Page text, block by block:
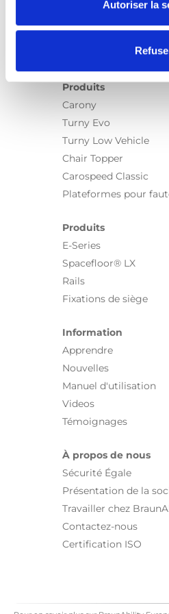
Autoriser la
Produits
Carony
Turny Evo
Turny Low Vehicle
Chair Topper
Carospeed Classic
Plateformes pour
Produits
E-Series
Spacefloor® LX
Rails
Fixations de siège
Information
Apprendre
Nouvelles
Manuel d'utilisation
Videos
Témoignages
À propos de nous
Sécurité Égale
Présentation de la
Travailler chez
Contactez-nous
Certification ISO